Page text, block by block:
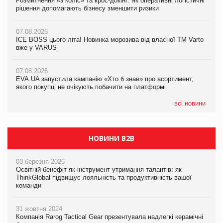
рішення допомагають бізнесу зменшити ризики
07.08.2026
ICE BOSS цього літа! Новинка морозива від власної ТМ Varto
вже у VARUS
07.08.2026
EVA.UA запустила кампанію «Хто б знав» про асортимент,
якого покупці не очікують побачити на платформі
всі новини
EVA.UA запустила кампанію «Хто б знав» про асортимент,
06.08.2026
Смачна новинка для хвостатих: у VARUS з’явилися паучі
05.08.2026
Мережа супермаркетів VARUS купує мережу магазинів
Продажі Hugo Boss впали на 9%
НОВИНИ B2B
03 березня 2026
Освітній бенефіт як інструмент утримання талантів: як
ThinkGlobal підвищує лояльність та продуктивність вашої
команди
31 жовтня 2024
Компанія Rarog Tactical Gear презентувала надлегкі керамічні